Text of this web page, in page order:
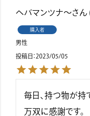
ヘバマンツナ～
購入者
男性
投稿日 2023/05/05
毎日、持つ物が持
万双に感謝です。